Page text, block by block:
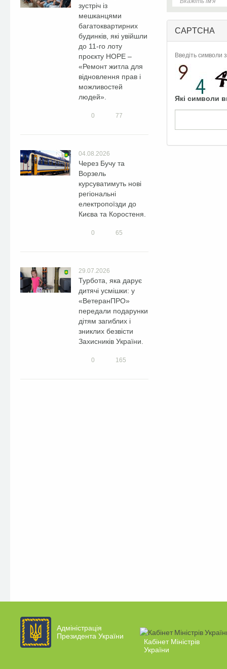
зустріч із
мешканцями
багатоквартирних
будинків, які увійшли
до 11-го лоту
проєкту HOPE –
«Ремонт житла для
відновлення прав і
можливостей
людей».
0 77
04.08.2026
Через Бучу та
Ворзель
курсуватимуть нові
регіональні
електропоїзди до
Києва та Коростеня.
0 65
29.07.2026
Турбота, яка дарує
дитячі усмішки: у
«ВетеранПРО»
передали подарунки
дітям загиблих і
зниклих безвісти
Захисників України.
0 165
CAPTCHA
Введіть символи
Які символи
Адміністрація
Президента України
Кабінет Міністрів
України